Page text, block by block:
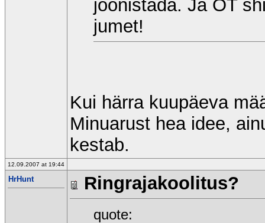
joonistada. Ja OT
jumet!
Kui härra kuupäeva
Minuarust hea idee,
kestab.
12.09.2007 at 19:44
HrHunt Ringrajakoolitus?
quote: